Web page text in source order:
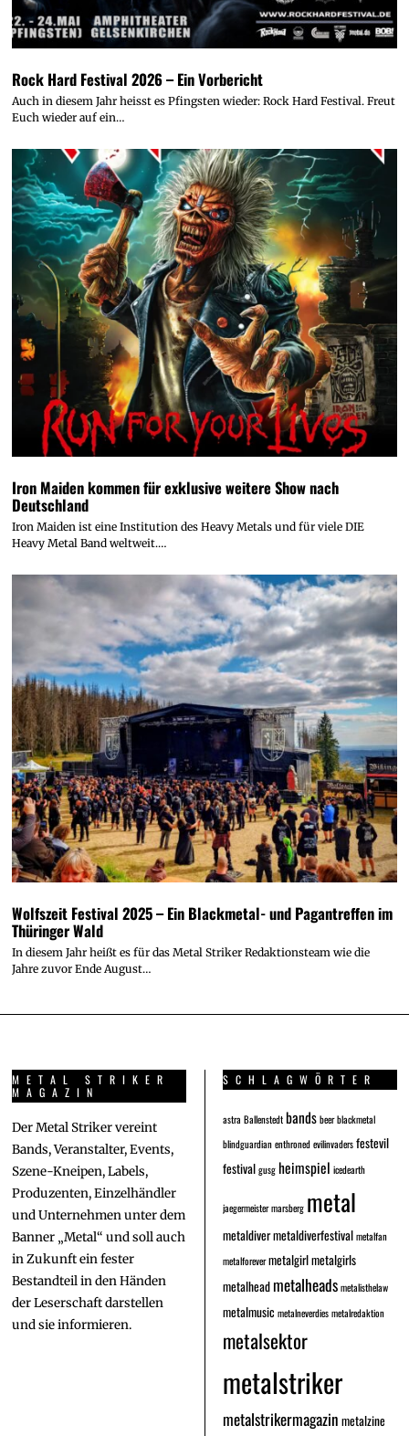
Rock Hard Festival 2026 – Ein Vorbericht
Auch in diesem Jahr heisst es Pfingsten wieder: Rock Hard Festival. Freut
Euch wieder auf ein…
Iron Maiden kommen für exklusive weitere Show nach
Deutschland
Iron Maiden ist eine Institution des Heavy Metals und für viele DIE
Heavy Metal Band weltweit.…
Wolfszeit Festival 2025 – Ein Blackmetal- und Pagantreffen im
Thüringer Wald
In diesem Jahr heißt es für das Metal Striker Redaktionsteam wie die
Jahre zuvor Ende August…
METAL STRIKER
MAGAZIN
Der Metal Striker vereint
Bands, Veranstalter, Events,
Szene-Kneipen, Labels,
Produzenten, Einzelhändler
und Unternehmen unter dem
Banner „Metal“ und soll auch
in Zukunft ein fester
Bestandteil in den Händen
der Leserschaft darstellen
und sie informieren.
SCHLAGWÖRTER
astra Ballenstedtbandsbeerblackmetal
blindguardianenthronedevilinvadersfestevil
festivalgusgheimspiel icedearth
jaegermeistermarsberg metal
metaldivermetaldiverfestivalmetalfan
metalforevermetalgirlmetalgirls
metalhead metalheadsmetalisthelaw
metalmusic metalneverdiesmetalredaktion
metalsektor
metalstriker
metalstrikermagazin metalzine